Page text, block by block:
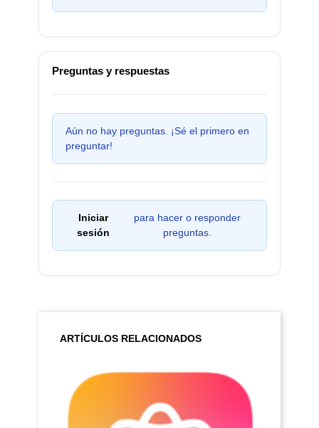
Preguntas y respuestas
Aún no hay preguntas. ¡Sé el primero en
preguntar!
Iniciar
sesión
para hacer o responder
preguntas.
ARTÍCULOS RELACIONADOS